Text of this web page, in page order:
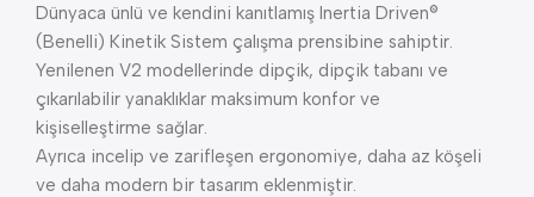
Dünyaca ünlü ve kendini kanıtlamış Inertia Driven®
(Benelli) Kinetik Sistem çalışma prensibine sahiptir.
Yenilenen V2 modellerinde dipçik, dipçik tabanı ve
çıkarılabilir yanaklıklar maksimum konfor ve
kişiselleştirme sağlar.
Ayrıca incelip ve zarifleşen ergonomiye, daha az köşeli
ve daha modern bir tasarım eklenmiştir.